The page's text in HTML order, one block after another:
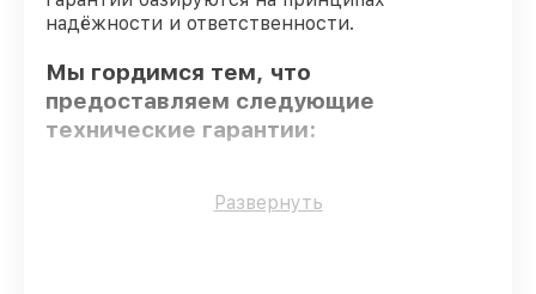
надёжности и ответственности.
Мы гордимся тем, что
предоставляем следующие
технические гарантии:
Только фирменные комплектующие
Развернуть